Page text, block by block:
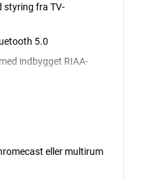
styring fra TV-
5.0
indbygget RIAA-
eller multirum